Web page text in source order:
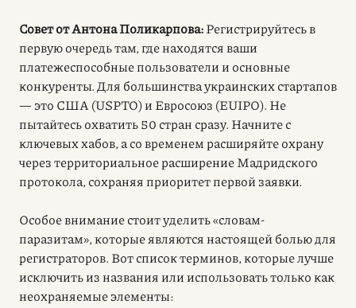
Совет от Антона Поликарпова:Регистрируйтесь в
первую очередь там, где находятся ваши
платежеспособные пользователи и основные
конкуренты. Для большинства украинских стартапов
— это США (USPTO) и Евросоюз (EUIPO). Не
пытайтесь охватить 50 стран сразу. Начните с
ключевых хабов, а со временем расширяйте охрану
через территориальное расширение Мадридского
протокола, сохраняя приоритет первой заявки.
Особое внимание стоит уделить «словам-
паразитам», которые являются настоящей болью для
регистраторов. Вот список терминов, которые лучше
исключить из названия или использовать только как
неохраняемые элементы: